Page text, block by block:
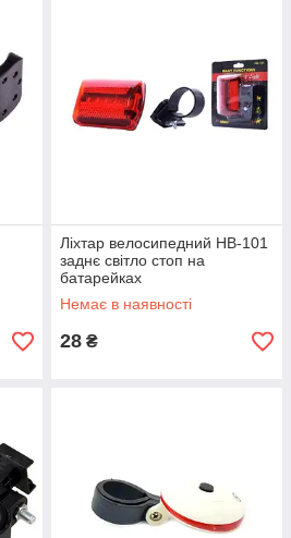
Ліхтар велосипедний HB-101
заднє світло стоп на
батарейках
Немає в наявності
28 ₴